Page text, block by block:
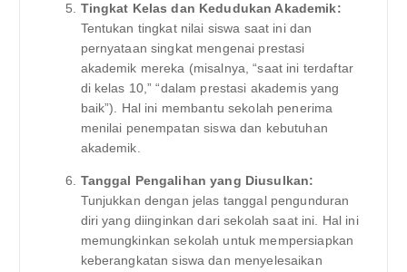
Tingkat Kelas dan Kedudukan Akademik:
Tentukan tingkat nilai siswa saat ini dan
pernyataan singkat mengenai prestasi
akademik mereka (misalnya, “saat ini terdaftar
di kelas 10,” “dalam prestasi akademis yang
baik”). Hal ini membantu sekolah penerima
menilai penempatan siswa dan kebutuhan
akademik.
Tanggal Pengalihan yang Diusulkan:
Tunjukkan dengan jelas tanggal pengunduran
diri yang diinginkan dari sekolah saat ini. Hal ini
memungkinkan sekolah untuk mempersiapkan
keberangkatan siswa dan menyelesaikan